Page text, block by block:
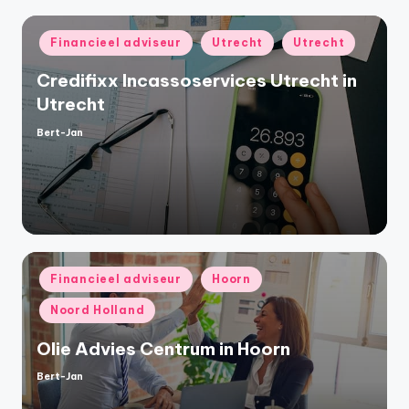
Geplaatst
in
Financieel adviseur Utrecht Utrecht
Credifixx Incassoservices Utrecht in
Utrecht
Geplaatst
Bert-Jan
Geplaatst
in
Financieel adviseur Hoorn
Noord Holland
Olie Advies Centrum in Hoorn
Geplaatst
door
Bert-Jan